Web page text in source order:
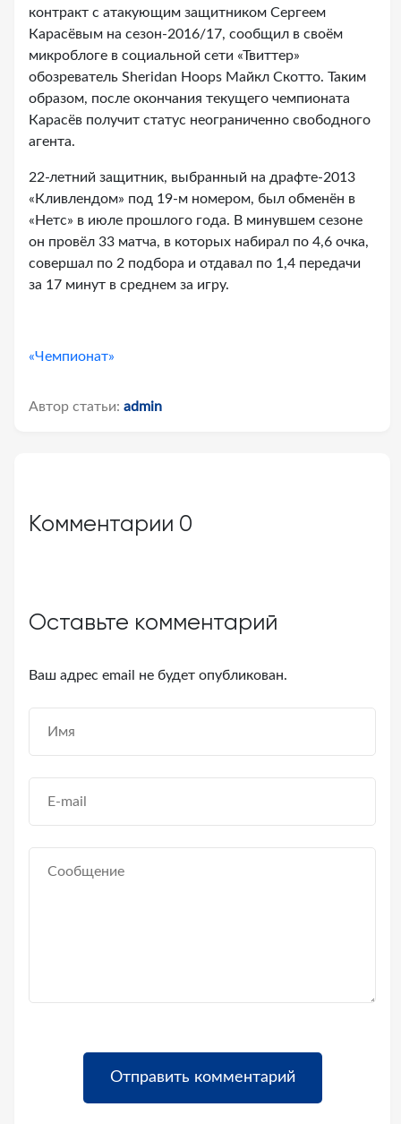
контракт с атакующим защитником Сергеем
Карасёвым на сезон-2016/17, сообщил в своём
микроблоге в социальной сети «Твиттер»
обозреватель Sheridan Hoops Майкл Скотто. Таким
образом, после окончания текущего чемпионата
Карасёв получит статус неограниченно свободного
агента.
22-летний защитник, выбранный на драфте-2013
«Кливлендом» под 19-м номером, был обменён в
«Нетс» в июле прошлого года. В минувшем сезоне
он провёл 33 матча, в которых набирал по 4,6 очка,
совершал по 2 подбора и отдавал по 1,4 передачи
за 17 минут в среднем за игру.
«Чемпионат»
Автор статьи: admin
Комментарии 0
Оставьте комментарий
Ваш адрес email не будет опубликован.